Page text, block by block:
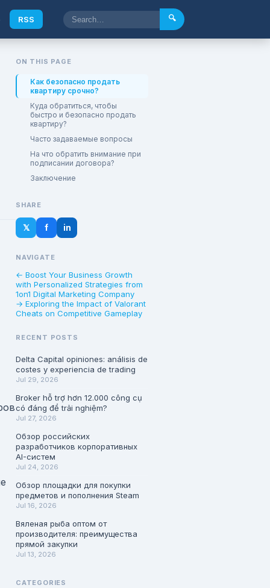
RSS 🔍
ON THIS PAGE
Как безопасно продать
квартиру срочно?
Куда обратиться, чтобы
быстро и безопасно продать
квартиру?
Часто задаваемые вопросы
На что обратить внимание при
подписании договора?
Заключение
SHARE
𝕏 f in
NAVIGATE
← Boost Your Business Growth
with Personalized Strategies from
1on1 Digital Marketing Company
→ Exploring the Impact of Valorant
Cheats on Competitive Gameplay
RECENT POSTS
Delta Capital opiniones: análisis de
costes y experiencia de trading
Jul 29, 2026
Broker hỗ trợ hơn 12.000 công cụ
có đáng để trải nghiệm?
Jul 27, 2026
Обзор российских
разработчиков корпоративных
AI-систем
Jul 24, 2026
Обзор площадки для покупки
предметов и пополнения Steam
Jul 16, 2026
Вяленая рыба оптом от
производителя: преимущества
прямой закупки
Jul 13, 2026
CATEGORIES